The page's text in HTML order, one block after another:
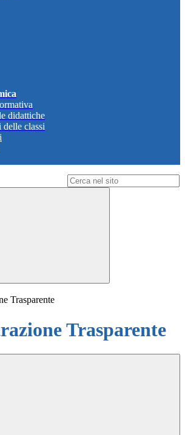
didattiche
delle classi
Trasparente
Trasparente